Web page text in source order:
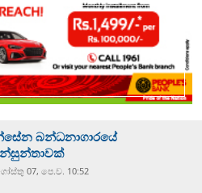
බන්ධනාගාරයේ
07, පෙ.ව. 10:52